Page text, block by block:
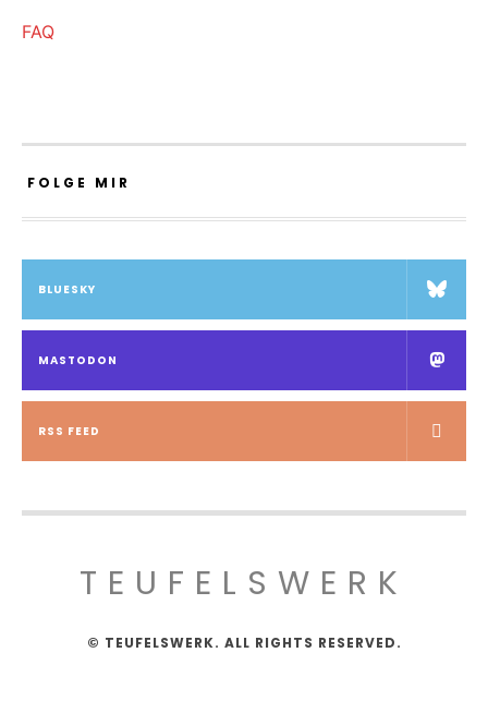
FAQ
FOLGE MIR
BLUESKY
MASTODON
RSS FEED
TEUFELSWERK
© TEUFELSWERK. ALL RIGHTS RESERVED.